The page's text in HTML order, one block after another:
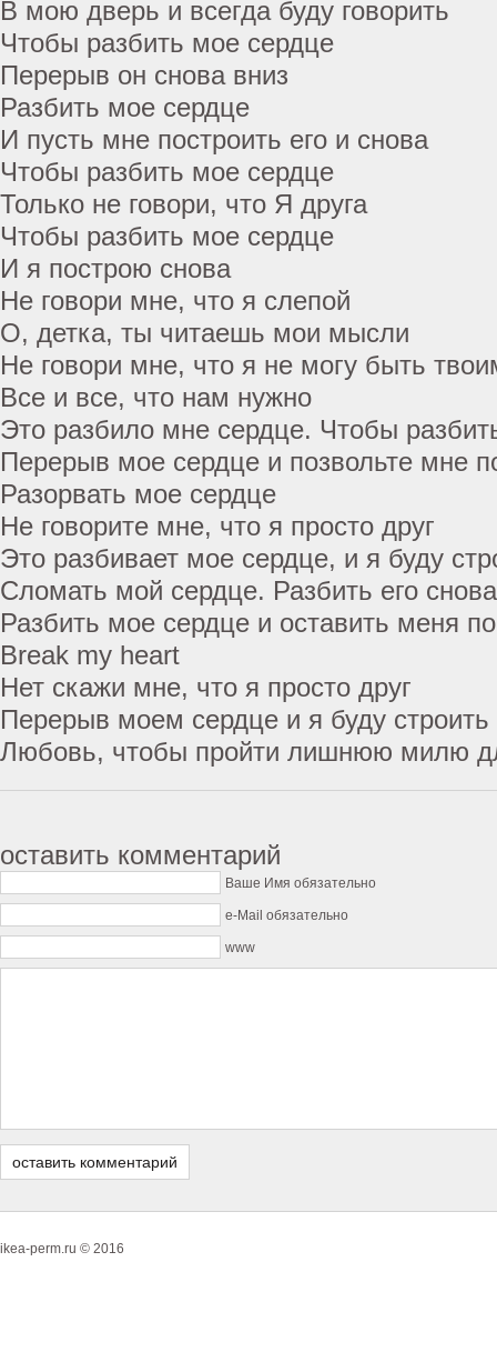
В мою дверь и всегда буду говорить
Чтобы разбить мое сердце
Перерыв он снова вниз
Разбить мое сердце
И пусть мне построить его и снова
Чтобы разбить мое сердце
Только не говори, что Я друга
Чтобы разбить мое сердце
И я построю снова
Не говори мне, что я слепой
О, детка, ты читаешь мои мысли
Не говори мне, что я не могу быть
Все и все, что нам нужно
Это разбило мне сердце. Чтобы
Перерыв мое сердце и позвольте мне
Разорвать мое сердце
Не говорите мне, что я просто друг
Это разбивает мое сердце, и я буду
Сломать мой сердце. Разбить его снова
Разбить мое сердце и оставить меня
Break my heart
Нет скажи мне, что я просто друг
Перерыв моем сердце и я буду строить
Любовь, чтобы пройти лишнюю милю
оставить комментарий
Ваше Имя обязательно
e-Mail обязательно
www
ikea-perm.ru © 2016